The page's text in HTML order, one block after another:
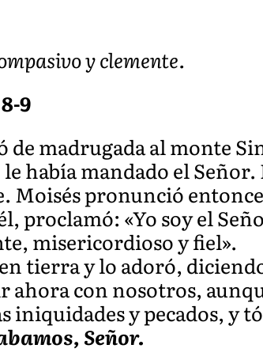
y clemente.
9
de madrugada al monte
había mandado el
Moisés pronunció
proclamó: «Yo soy el
misericordioso y fiel».
tierra y lo adoró,
con nosotros,
iniquidades y pecados, y
Señor.